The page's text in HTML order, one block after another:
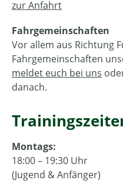
zur Anfahrt
Fahrgemeinschaften
Vor allem aus Richtung
Fahrgemeinschaften
meldet euch bei uns
danach.
Montags:
18:00 – 19:30 Uhr
(Jugend & Anfänger)